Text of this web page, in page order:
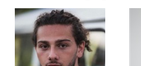
French
English
Spanish
Italian
Arabic